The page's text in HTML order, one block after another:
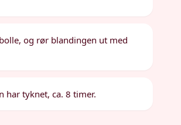
og rør blandingen ut med
har tyknet, ca. 8 timer.